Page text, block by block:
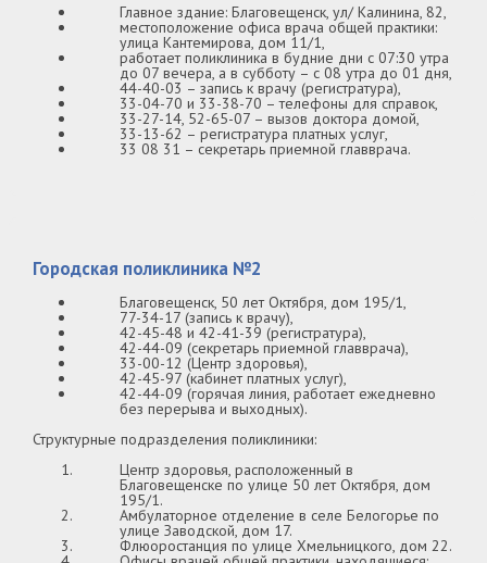
Главное здание: Благовещенск, ул/ Калинина, 82,
местоположение офиса врача общей практики:
улица Кантемирова, дом 11/1,
работает поликлиника в будние дни с 07:30 утра
до 07 вечера, а в субботу – с 08 утра до 01 дня,
44-40-03 – запись к врачу (регистратура),
33-04-70 и 33-38-70 – телефоны для справок,
33-27-14, 52-65-07 – вызов доктора домой,
33-13-62 – регистратура платных услуг,
33 08 31 – секретарь приемной главврача.
Городская поликлиника №2
Благовещенск, 50 лет Октября, дом 195/1,
77-34-17 (запись к врачу),
42-45-48 и 42-41-39 (регистратура),
42-44-09 (секретарь приемной главврача),
33-00-12 (Центр здоровья),
42-45-97 (кабинет платных услуг),
42-44-09 (горячая линия, работает ежедневно
без перерыва и выходных).
Структурные подразделения поликлиники:
Центр здоровья, расположенный в
Благовещенске по улице 50 лет Октября, дом
195/1.
Амбулаторное отделение в селе Белогорье по
улице Заводской, дом 17.
Флюоростанция по улице Хмельницкого, дом 22.